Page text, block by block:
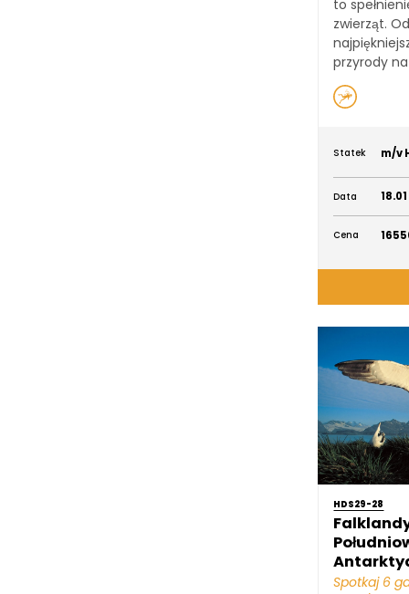
to
zwierząt.
przyrody
Statek m/v
Data 18.01
Cena
HDS29-28
Spotkaj 6